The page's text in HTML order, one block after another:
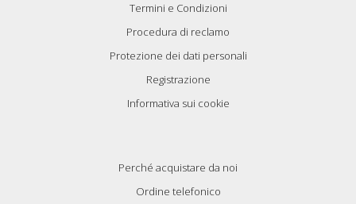
Termini e Condizioni
Procedura di reclamo
Protezione dei dati personali
Registrazione
Informativa sui cookie
Perché acquistare da noi
Ordine telefonico